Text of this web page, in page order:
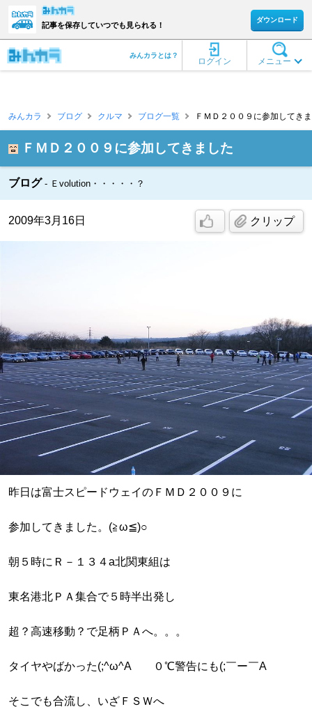
記事を保存していつでも見られる！
ダウンロード
メニュー
ログイン
みんカラとは？
みんカラ ブログ クルマ ブログ一覧 ＦＭＤ２００９に参加してき
ＦＭＤ２００９に参加してきました
ブログ Ｅvolution・・・・・？
2009年3月16日 クリップ
昨日は富士スピードウェイのＦＭＤ２００９に
参加してきました。(≧ω≦)○
朝５時にＲ－１３４a北関東組は
東名港北ＰＡ集合で５時半出発し
超？高速移動？で足柄ＰＡへ。。。
タイヤやばかった(;^ω^A ０℃警告にも(;￣ー￣A
そこでも合流し、いざＦＳＷへ